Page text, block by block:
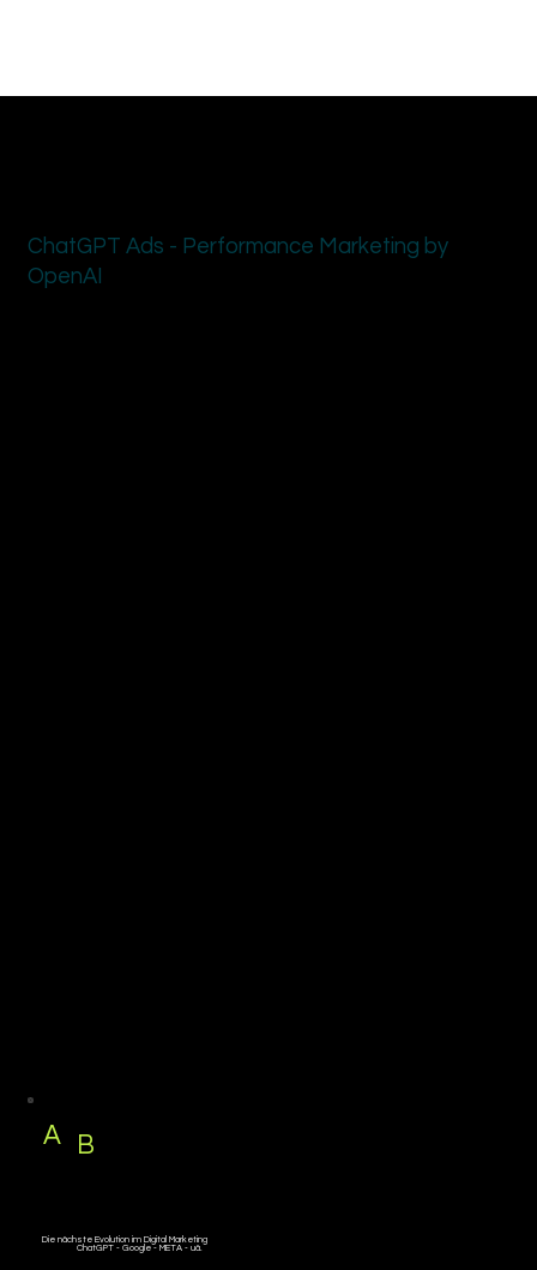
ChatGPT Ads - Performance Marketing by
OpenAI
A
Die nächste Evolution im Digital Marketing
B
ChatGPT - Google - META - uä.